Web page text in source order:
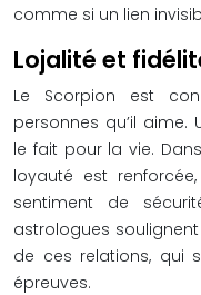
comme si un lien
Lojalité et
Le Scorpion est
personnes qu’il aime.
le fait pour la vie.
loyauté est
sentiment de
astrologues
de ces relations, qui
épreuves.